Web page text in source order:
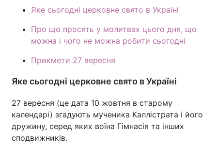
Техно і зв'язок Лайт
Зброя
Здоров'я Туризм
Цікавинки Погода
Екологія Регіони
Лонгріди
Яке сьогодні церковне свято в Україні
Про що просять у молитвах цього дня, що
можна і чого не можна робити сьогодні
Прикмети 27 вересня
Яке сьогодні церковне свято в Україні
27 вересня (це дата 10 жовтня в старому
календарі) згадують мученика Каллістрата і його
дружину, серед яких воїна Гімнасія та інших
сподвижників.